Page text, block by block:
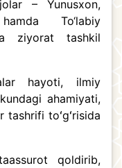
– Yunusxon,
To‘labiy
ziyorat tashkil
hayoti, ilmiy
ahamiyati,
toʻgʻrisida
qoldirib,